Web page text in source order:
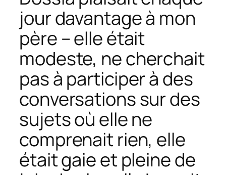
jour davantage à mon
père – elle était
modeste, ne cherchait
pas à participer à des
conversations sur des
sujets où elle ne
comprenait rien, elle
était gaie et pleine de